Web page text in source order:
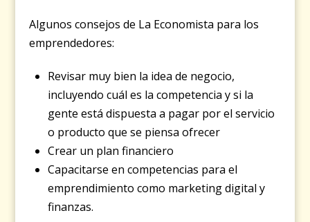
Algunos consejos de La Economista para los
emprendedores:
Revisar muy bien la idea de negocio,
incluyendo cuál es la competencia y si la
gente está dispuesta a pagar por el servicio
o producto que se piensa ofrecer
Crear un plan financiero
Capacitarse en competencias para el
emprendimiento como marketing digital y
finanzas.